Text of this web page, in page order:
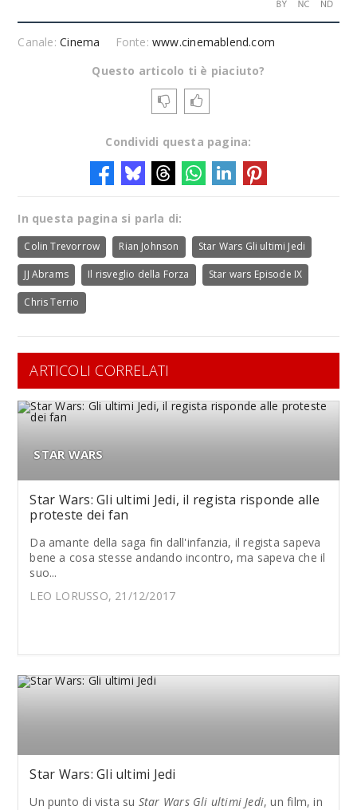
Canale:Cinema Fonte:www.cinemablend.com
Questo articolo ti è piaciuto?
Condividi questa pagina:
In questa pagina si parla di:
Colin Trevorrow Rian Johnson Star Wars Gli ultimi Jedi
JJ Abrams Il risveglio della Forza Star wars Episode IX
Chris Terrio
ARTICOLI CORRELATI
STAR WARS
Star Wars: Gli ultimi Jedi, il regista risponde alle
proteste dei fan
Da amante della saga fin dall'infanzia, il regista sapeva
bene a cosa stesse andando incontro, ma sapeva che il
suo...
LEO LORUSSO, 21/12/2017
Star Wars: Gli ultimi Jedi
Un punto di vista su Star Wars Gli ultimi Jedi, un film, in